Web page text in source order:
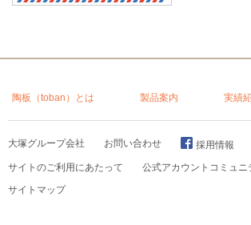
陶板（toban）とは 製品案内 実績
大塚グループ会社 お問い合わせ 採用情報
サイトのご利用にあたって
公式アカウントコミュ
サイトマップ